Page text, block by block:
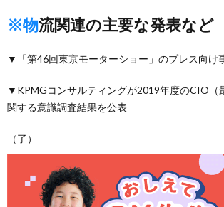
※物流関連の主要な発表など
▼「第46回東京モーターショー」のプレス向け
▼KPMGコンサルティングが2019年度のCIO（
関する意識調査結果を公表
（了）